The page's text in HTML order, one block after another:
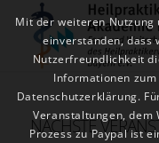
NÄCHSTE
Mit der weiteren Nutzung
einverstanden, dass
Nutzerfreundlichkeit
Informationen
Datenschutzerklärung.
Veranstaltungen, dem
Prozess zu Paypal ist